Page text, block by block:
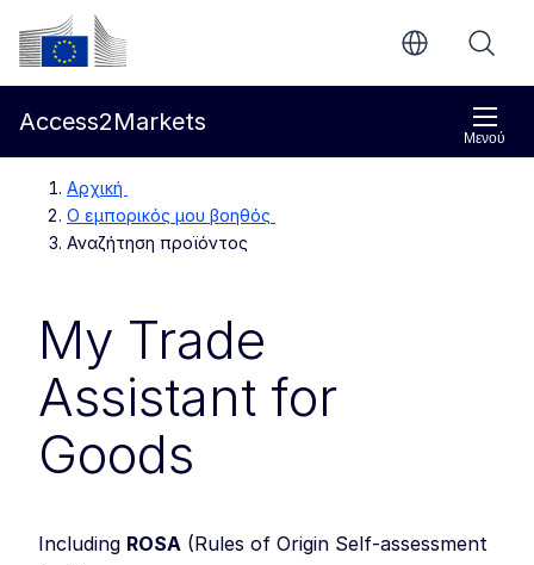
Απευθείας μετάβαση στο κύριο περιεχόμενο
Ευρωπαϊκή Επιτροπή
Μενού
Access2Markets
Αρχική
Ο εμπορικός μου βοηθός
Αναζήτηση προϊόντος
My Trade
Assistant for
Goods
Including ROSA (Rules of Origin Self-assessment